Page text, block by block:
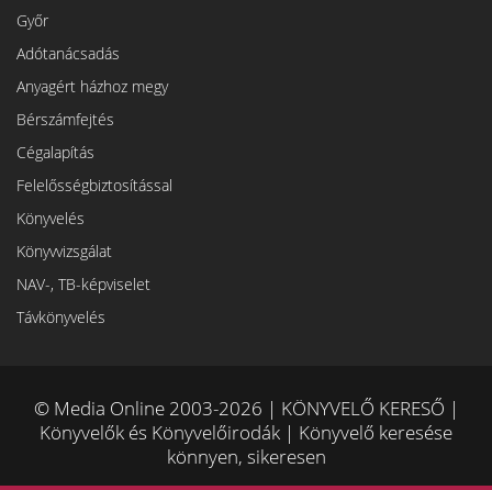
Győr
Adótanácsadás
Anyagért házhoz megy
Bérszámfejtés
Cégalapítás
Felelősségbiztosítással
Könyvelés
Könyvvizsgálat
NAV-, TB-képviselet
Távkönyvelés
© Media Online 2003-2026 | KÖNYVELŐ KERESŐ |
Könyvelők és Könyvelőirodák | Könyvelő keresése
könnyen, sikeresen